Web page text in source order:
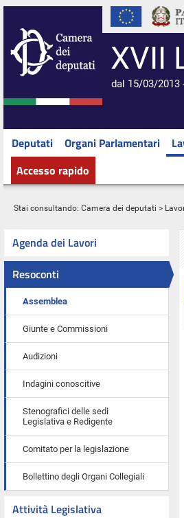
XVII
dal 15/03/2013
Deputati Organi Parlamentari
Accesso rapido
Stai consultando: Camera dei deputati >
Agenda dei Lavori
Resoconti
Assemblea
Giunte e Commissioni
Audizioni
Indagini conoscitive
Stenografici delle sedi
Legislativa e Redigente
Comitato per la legislazione
Bollettino degli Organi Collegiali
Attività Legislativa